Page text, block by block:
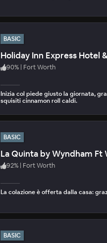
BASIC
90% | Fort Worth
Inizia col piede giusto la giornata,
squisiti cinnamon roll caldi.
BASIC
La Quinta by Wyndham Ft
92% | Fort Worth
La colazione è offerta dalla casa:
BASIC